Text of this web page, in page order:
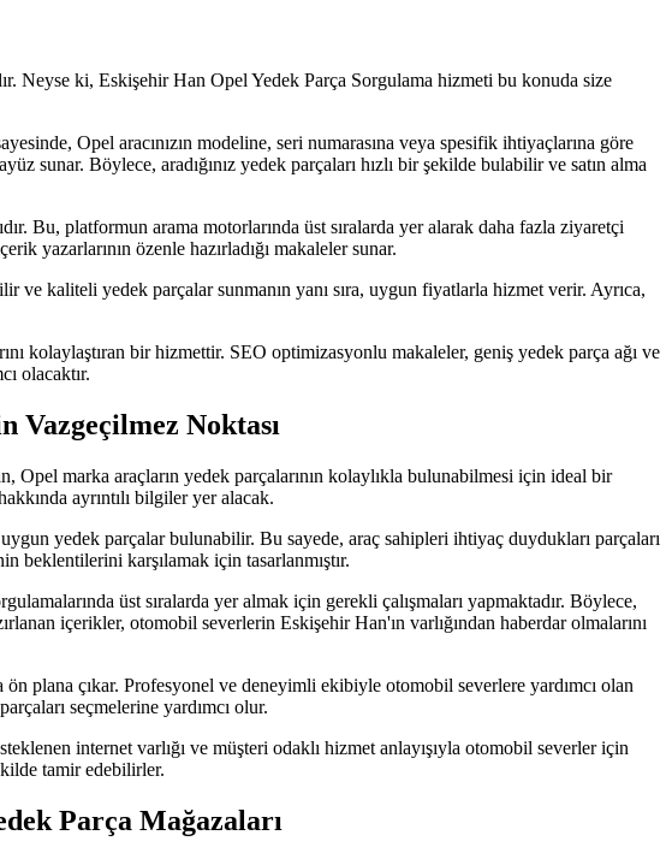
Neyse ki, Eskişehir Han Opel Yedek Parça Sorgulama hizmeti bu konuda size
Opel aracınızın modeline, seri numarasına veya spesifik ihtiyaçlarına göre
sunar. Böylece, aradığınız yedek parçaları hızlı bir şekilde bulabilir ve satın alma
Bu, platformun arama motorlarında üst sıralarda yer alarak daha fazla ziyaretçi
yazarlarının özenle hazırladığı makaleler sunar.
kaliteli yedek parçalar sunmanın yanı sıra, uygun fiyatlarla hizmet verir. Ayrıca,
kolaylaştıran bir hizmettir. SEO optimizasyonlu makaleler, geniş yedek parça ağı ve
olacaktır.
Vazgeçilmez Noktası
marka araçların yedek parçalarının kolaylıkla bulunabilmesi için ideal bir
ayrıntılı bilgiler yer alacak.
yedek parçalar bulunabilir. Bu sayede, araç sahipleri ihtiyaç duydukları parçaları
beklentilerini karşılamak için tasarlanmıştır.
üst sıralarda yer almak için gerekli çalışmaları yapmaktadır. Böylece,
içerikler, otomobil severlerin Eskişehir Han'ın varlığından haberdar olmalarını
plana çıkar. Profesyonel ve deneyimli ekibiyle otomobil severlere yardımcı olan
seçmelerine yardımcı olur.
internet varlığı ve müşteri odaklı hizmet anlayışıyla otomobil severler için
tamir edebilirler.
Parça Mağazaları